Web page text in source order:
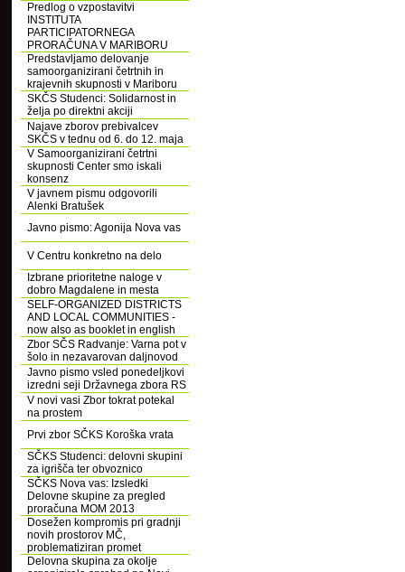
Predlog o vzpostavitvi
INSTITUTA
PARTICIPATORNEGA
PRORAČUNA V MARIBORU
Predstavljamo delovanje
samoorganizirani četrtnih in
krajevnih skupnosti v Mariboru
SKČS Studenci: Solidarnost in
želja po direktni akciji
Najave zborov prebivalcev
SKČS v tednu od 6. do 12. maja
V Samoorganizirani četrtni
skupnosti Center smo iskali
konsenz
V javnem pismu odgovorili
Alenki Bratušek
Javno pismo: Agonija Nova vas
V Centru konkretno na delo
Izbrane prioritetne naloge v
dobro Magdalene in mesta
SELF-ORGANIZED DISTRICTS
AND LOCAL COMMUNITIES -
now also as booklet in english
Zbor SČS Radvanje: Varna pot v
šolo in nezavarovan daljnovod
Javno pismo vsled ponedeljkovi
izredni seji Državnega zbora RS
V novi vasi Zbor tokrat potekal
na prostem
Prvi zbor SČKS Koroška vrata
SČKS Studenci: delovni skupini
za igrišča ter obvoznico
SČKS Nova vas: Izsledki
Delovne skupine za pregled
proračuna MOM 2013
Dosežen kompromis pri gradnji
novih prostorov MČ,
problematiziran promet
Delovna skupina za okolje